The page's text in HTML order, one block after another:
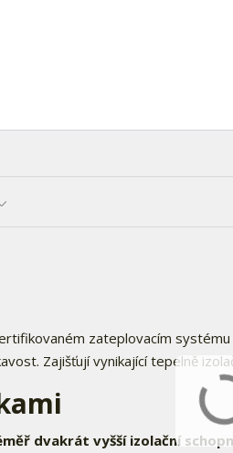
zateplovacím
Zajišťují vynikající tepelně
dvakrát vyšší izolační